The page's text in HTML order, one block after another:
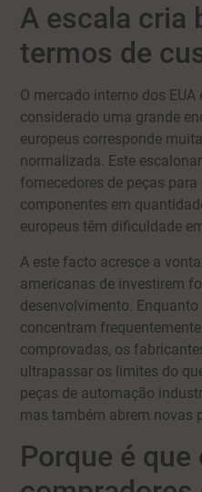
A escala cria
termos de
O mercado interno dos EUA
considerado uma grande
europeus corresponde
normalizada. Este
fornecedores de peças
componentes em
europeus têm dificuldade
A este facto acresce a
americanas de investirem
desenvolvimento.
concentram
comprovadas, os
ultrapassar os limites do
peças de automação
mas também abrem novas
Porque é que